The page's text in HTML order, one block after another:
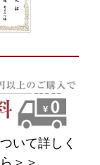
いて詳しく
＞＞